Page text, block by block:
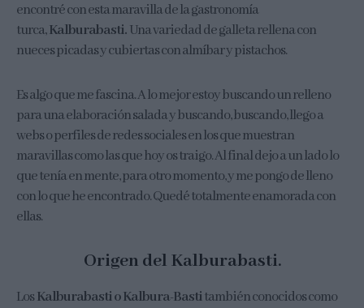
encontré con esta maravilla de la gastronomía
turca,Kalburabasti.Una variedad de galleta rellena con
nueces picadas y cubiertas con almíbar y pistachos.
Es algo que me fascina. A lo mejor estoy buscando un relleno
para una elaboración salada y buscando, buscando, llego a
webs o perfiles de redes sociales en los que muestran
maravillas como las que hoy os traigo. Al final dejo a un lado lo
que tenía en mente, para otro momento, y me pongo de lleno
con lo que he encontrado. Quedé totalmente enamorada con
ellas.
Origen del Kalburabasti.
LosKalburabasti o Kalbura-Bastitambién conocidos como